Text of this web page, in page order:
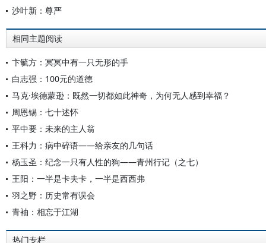
沙叶新：尊严
相同主题阅读
卞毓方：冥冥中有一只无形的手
白志强：100元的道德
马克·埃德蒙逊：既然一切都如此神奇，为何无人感到幸福？
周恩锡：七十述怀
平中要：未来的主人翁
王科力：病中碎语——给亲友的几句话
杨玉圣：纪念一只有人性的狗——青州行记（之七）
王阳：一半是卡夫卡，一半是西西弗
羽之野：历史常有误会
青袖：相忘于江湖
热门专栏